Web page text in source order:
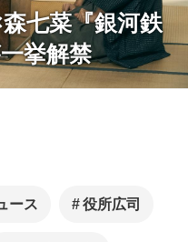
七菜『銀河鉄
挙解禁
ース 役所広司